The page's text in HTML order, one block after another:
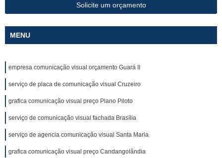
Solicite um orçamento
MENU
empresa comunicação visual orçamento Guará II
serviço de placa de comunicação visual Cruzeiro
grafica comunicação visual preço Plano Piloto
serviço de comunicação visual fachada Brasília
serviço de agencia comunicação visual Santa Maria
grafica comunicação visual preço Candangolândia